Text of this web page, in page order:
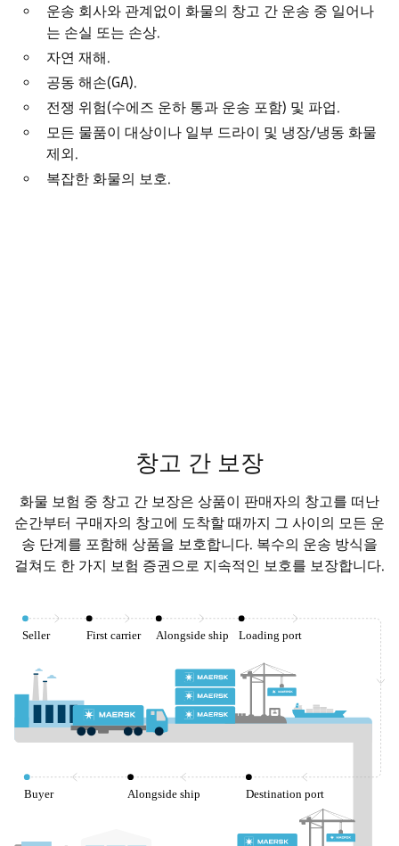
운송 회사와 관계없이 화물의 창고 간 운송 중 일어나
는 손실 또는 손상.
자연 재해.
공동 해손(GA).
전쟁 위험(수에즈 운하 통과 운송 포함) 및 파업.
모든 물품이 대상이나 일부 드라이 및 냉장/냉동 화물
제외.
복잡한 화물의 보호.
창고 간 보장
화물 보험 중 창고 간 보장은 상품이 판매자의 창고를 떠난
순간부터 구매자의 창고에 도착할 때까지 그 사이의 모든 운
송 단계를 포함해 상품을 보호합니다. 복수의 운송 방식을
걸쳐도 한 가지 보험 증권으로 지속적인 보호를 보장합니다.